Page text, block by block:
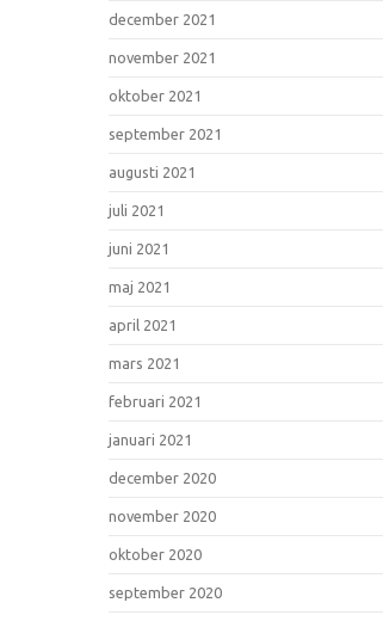
december 2021
november 2021
oktober 2021
september 2021
augusti 2021
juli 2021
juni 2021
maj 2021
april 2021
mars 2021
februari 2021
januari 2021
december 2020
november 2020
oktober 2020
september 2020